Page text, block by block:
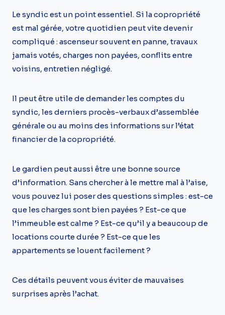
Le syndic est un point essentiel. Si la copropriété
est mal gérée, votre quotidien peut vite devenir
compliqué : ascenseur souvent en panne, travaux
jamais votés, charges non payées, conflits entre
voisins, entretien négligé.
Il peut être utile de demander les comptes du
syndic, les derniers procès-verbaux d’assemblée
générale ou au moins des informations sur l’état
financier de la copropriété.
Le gardien peut aussi être une bonne source
d’information. Sans chercher à le mettre mal à l’aise,
vous pouvez lui poser des questions simples : est-ce
que les charges sont bien payées ? Est-ce que
l’immeuble est calme ? Est-ce qu’il y a beaucoup de
locations courte durée ? Est-ce que les
appartements se louent facilement ?
Ces détails peuvent vous éviter de mauvaises
surprises après l’achat.